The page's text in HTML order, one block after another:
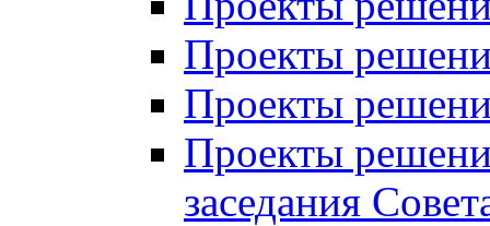
Проекты
Проекты
Проекты
заседания